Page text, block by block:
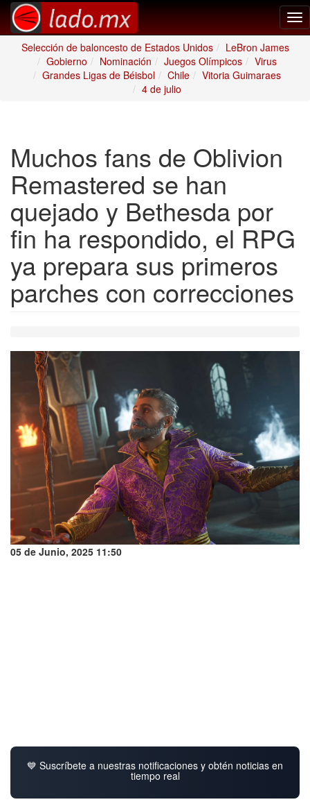
Selección de baloncesto de Estados Unidos
LeBron James
Gobierno
Nominación Juegos Olímpicos
Virus
Grandes Ligas de Béisbol
Chile
Vitoria Guimaraes
4 de julio
Muchos fans de Oblivion
Remastered se han
quejado y Bethesda por
fin ha respondido, el RPG
ya prepara sus primeros
parches con correcciones
05 de Junio, 2025 11:50
💙 Suscríbete a nuestras notificaciones y obtén noticias en
tiempo real